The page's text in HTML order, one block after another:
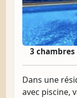
3 chambres
Dans une
avec piscine,